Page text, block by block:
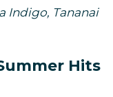
Indigo, Tananai
Hits